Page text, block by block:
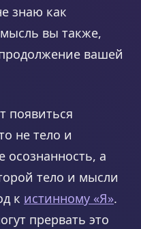
знаю как
вы также,
вашей
появиться
не тело и
а
тело и мысли
к истинному «Я».
прервать это